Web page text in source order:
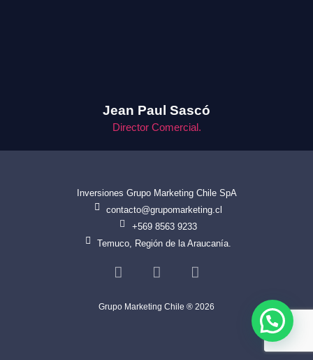
Jean Paul Sascó
Director Comercial.
Inversiones Grupo Marketing Chile SpA
contacto@grupomarketing.cl
+569 8563 9233
Temuco, Región de la Araucanía.
Grupo Marketing Chile ® 2026